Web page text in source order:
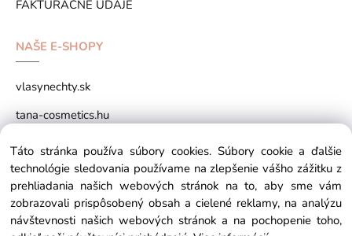
FAKTURAČNÉ ÚDAJE
NAŠE E-SHOPY
vlasynechty.sk
tana-cosmetics.hu
tana-cosmetics.sk
Copyright © 2026 vlasynechty.sk All rights reserved
Táto stránka používa súbory cookies. Súbory cookie a ďalšie
technológie sledovania používame na zlepšenie vášho zážitku z
prehliadania našich webových stránok na to, aby sme vám
zobrazovali prispôsobený obsah a cielené reklamy, na analýzu
návštevnosti našich webových stránok a na pochopenie toho,